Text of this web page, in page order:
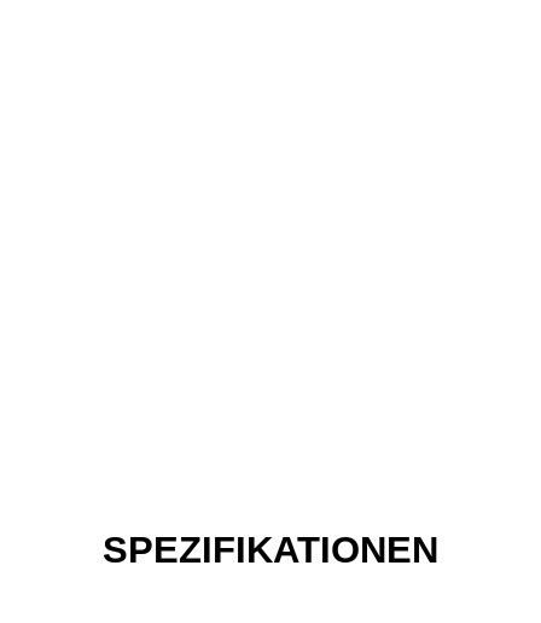
SPEZIFIKATIONEN